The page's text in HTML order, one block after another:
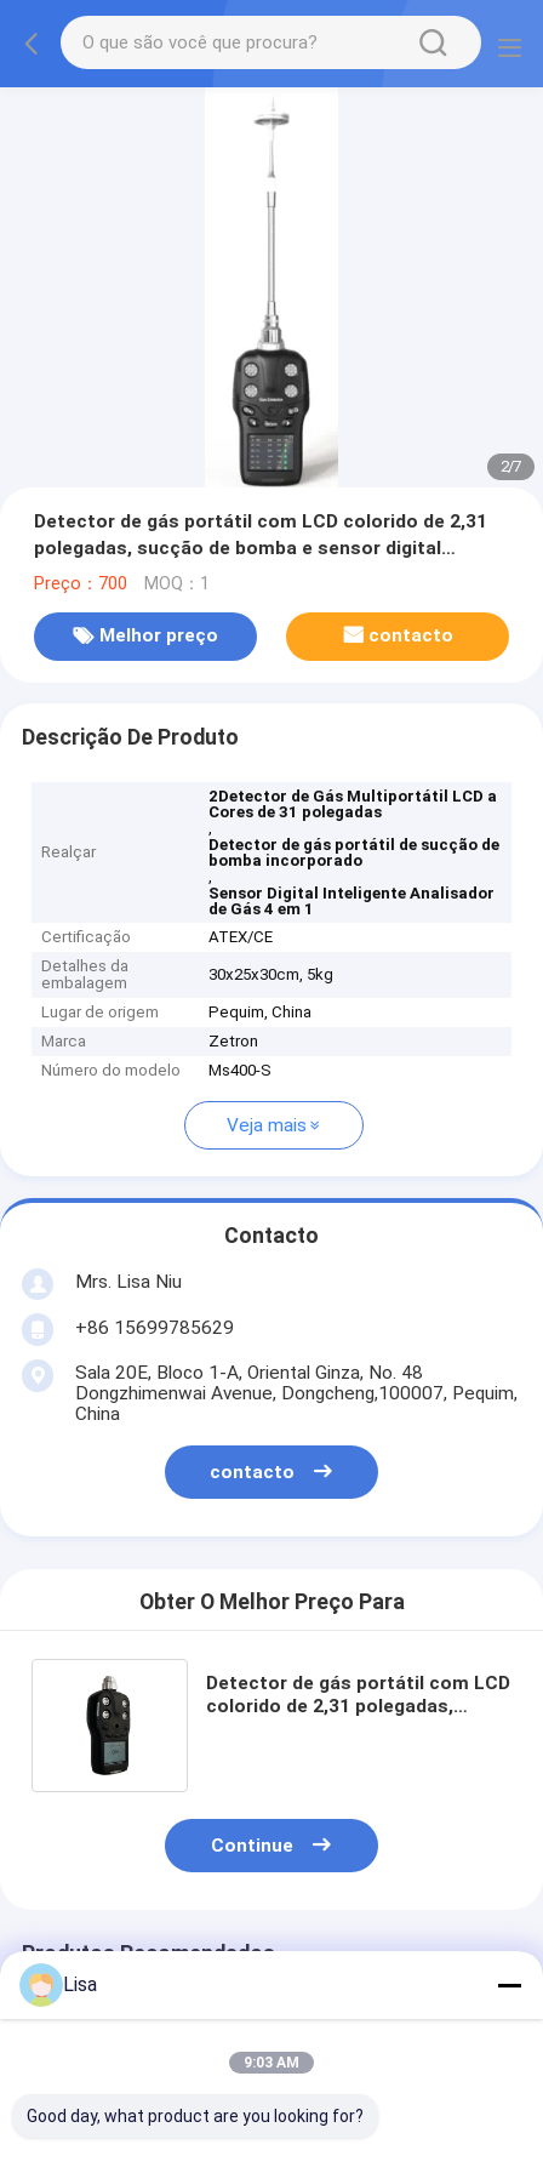
2/7
Detector de gás portátil com LCD colorido de 2,31
polegadas, sucção de bomba e sensor digital
inteligente
Preço：700 MOQ：1
Melhor preço contacto
Descrição De Produto
Realçar
2Detector de Gás Multiportátil LCD a
Cores de 31 polegadas
,
Detector de gás portátil de sucção de
bomba incorporado
,
Sensor Digital Inteligente Analisador
de Gás 4 em 1
Certificação
ATEX/CE
Detalhes da
embalagem
30x25x30cm, 5kg
Lugar de origem
Pequim, China
Marca
Zetron
Número do modelo
Ms400-S
Veja mais
Contacto
Mrs. Lisa Niu
+86 15699785629
Sala 20E, Bloco 1-A, Oriental Ginza, No. 48
Dongzhimenwai Avenue, Dongcheng,100007, Pequim,
China
contacto
Obter O Melhor Preço Para
Detector de gás portátil com LCD
colorido de 2,31 polegadas,
Continue
Produtos Recomendados
Lisa
9:03 AM
Good day, what product are you looking for?